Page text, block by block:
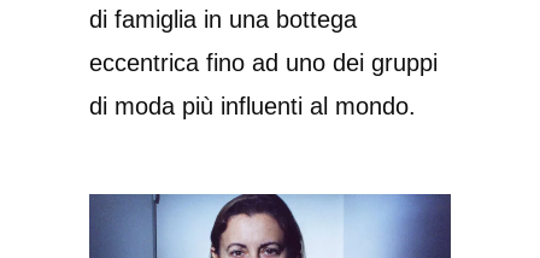
di famiglia in una bottega
eccentrica fino ad uno dei gruppi
di moda più influenti al mondo.